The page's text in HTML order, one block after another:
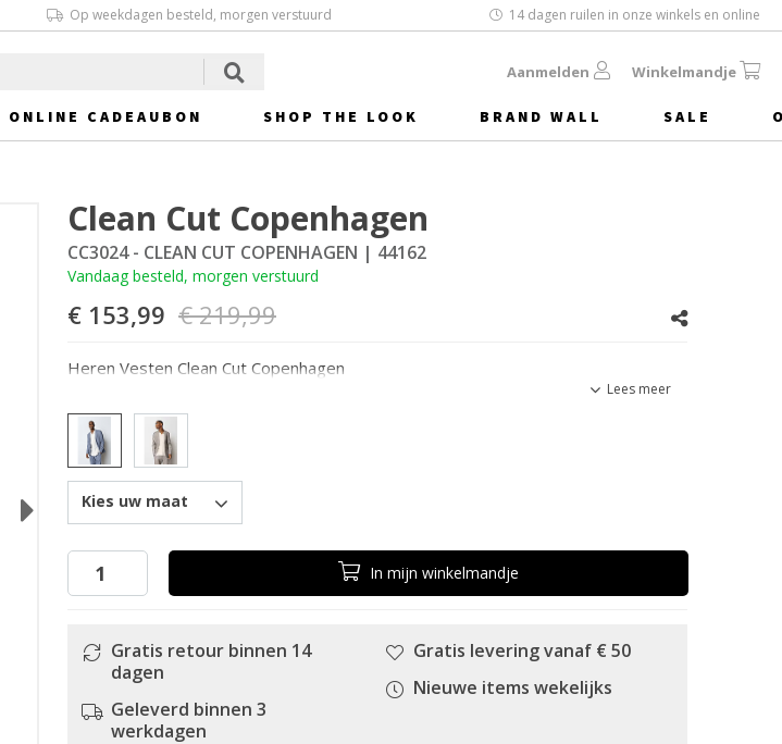
Op weekdagen besteld, morgen verstuurd 14 dagen ruilen in onze winkels en online
Aanmelden Winkelmandje
ONLINE CADEAUBON SHOP THE LOOK BRAND WALL SALE
Next
Clean Cut Copenhagen
CC3024 - CLEAN CUT COPENHAGEN | 44162
Vandaag besteld, morgen verstuurd
€ 219,99
€ 153,99
Heren Vesten Clean Cut Copenhagen
Lees meer
Kies uw maat
In mijn winkelmandje
Gratis retour binnen 14
dagen
Geleverd binnen 3
werkdagen
Gratis levering vanaf € 50
Nieuwe items wekelijks